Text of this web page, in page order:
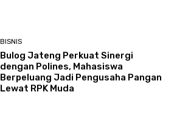
BISNIS
Bulog Jateng Perkuat Sinergi
dengan Polines, Mahasiswa
Berpeluang Jadi Pengusaha Pangan
Lewat RPK Muda